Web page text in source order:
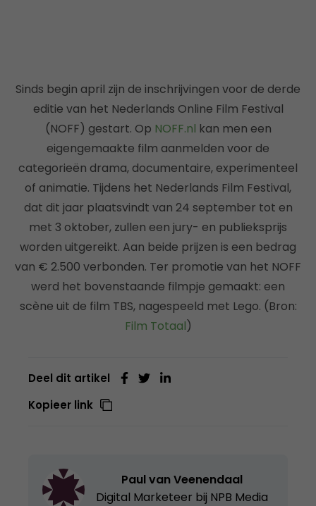
Sinds begin april zijn de inschrijvingen voor de derde
editie van het Nederlands Online Film Festival
(NOFF) gestart. Op NOFF.nl kan men een
eigengemaakte film aanmelden voor de
categorieën drama, documentaire, experimenteel
of animatie. Tijdens het Nederlands Film Festival,
dat dit jaar plaatsvindt van 24 september tot en
met 3 oktober, zullen een jury- en publieksprijs
worden uitgereikt. Aan beide prijzen is een bedrag
van € 2.500 verbonden. Ter promotie van het NOFF
werd het bovenstaande filmpje gemaakt: een
scène uit de film TBS, nagespeeld met Lego. (Bron:
Film Totaal)
Deel dit artikel
Kopieer link
Paul van Veenendaal
Digital Marketeer bij NPB Media